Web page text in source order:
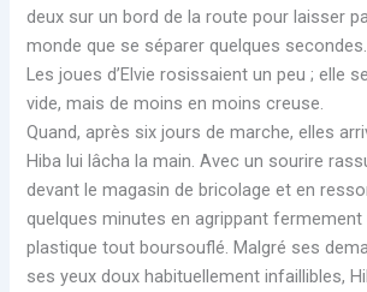
deux sur un bord de la route pour laisser
monde que se séparer quelques secondes.
Les joues d’Elvie rosissaient un peu ; elle
vide, mais de moins en moins creuse.
Quand, après six jours de marche, elles
Hiba lui lâcha la main. Avec un sourire
devant le magasin de bricolage et en
quelques minutes en agrippant fermement
plastique tout boursouflé. Malgré ses
ses yeux doux habituellement infaillibles,